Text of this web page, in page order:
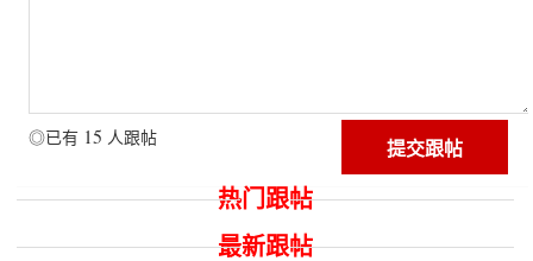
◎已有 15 人跟帖
热门跟帖
最新跟帖